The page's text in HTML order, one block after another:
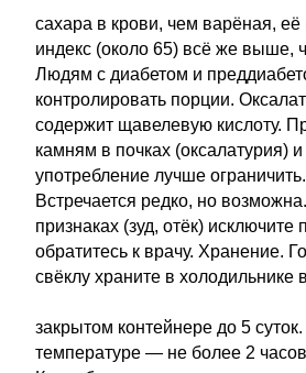
сахара в крови, чем варёная, её
индекс (около 65) всё же выше,
Людям с диабетом и
контролировать порции.
содержит щавелевую кислоту.
камням в почках (оксалатурия)
употребление лучше
Встречается редко, но
признаках (зуд, отёк) исключите
обратитесь к врачу. Хранение.
свёклу храните в холодильнике в
закрытом контейнере до 5
температуре — не более 2